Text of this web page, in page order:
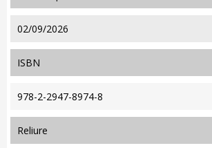
02/09/2026
ISBN
978-2-2947-8974-8
reliure